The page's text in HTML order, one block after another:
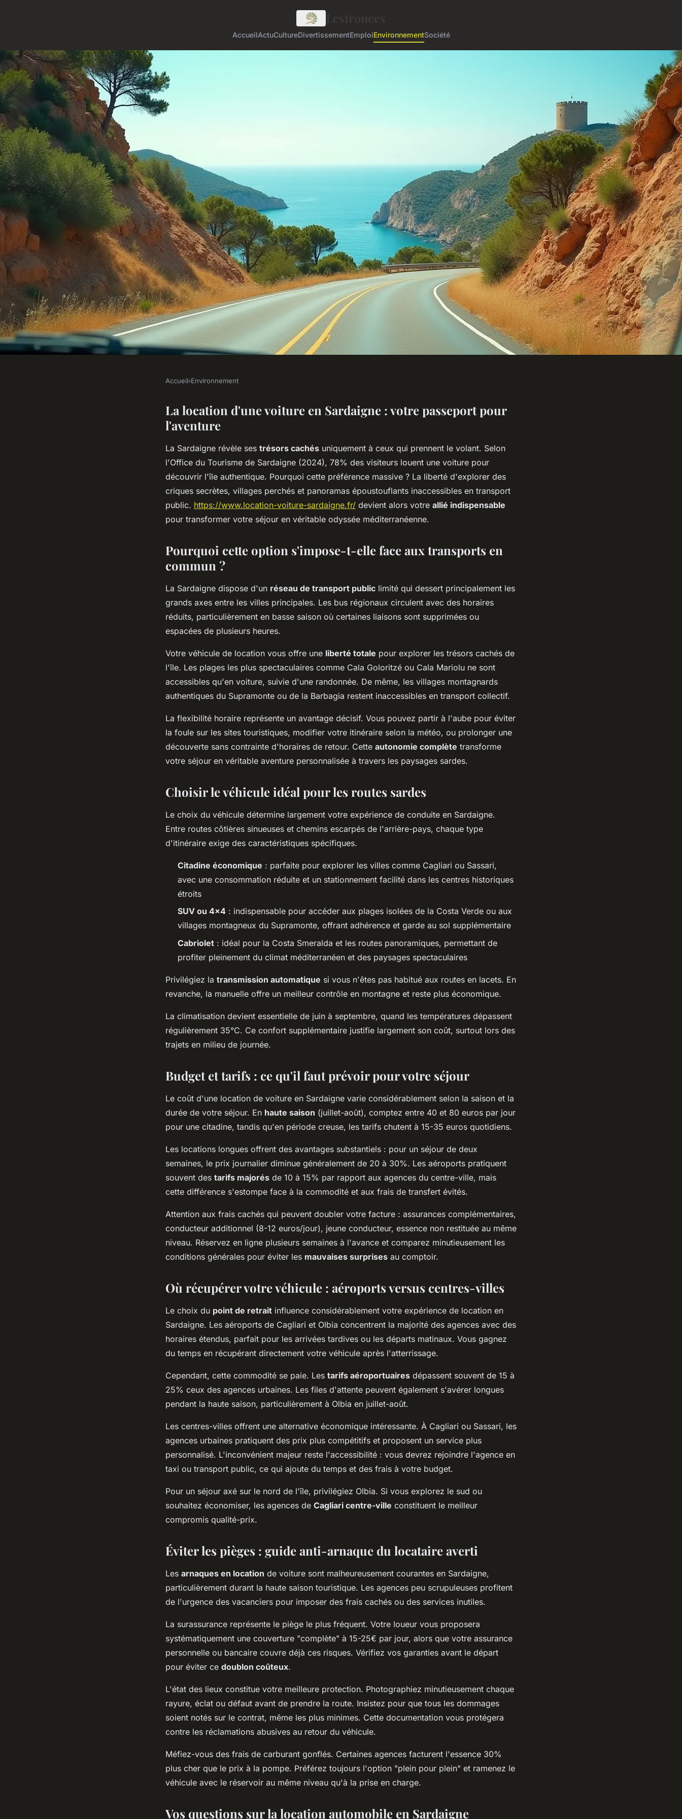
AccueilActuCultureDivertissementEmploiEnvironnementSociété
Location voiture sardaigne : liberté et
exploration facile
Accueil›Environnement
La location d'une voiture en Sardaigne : votre passeport pour
l'aventure
La Sardaigne révèle ses trésors cachés uniquement à ceux qui prennent le volant. Selon
l'Office du Tourisme de Sardaigne (2024), 78% des visiteurs louent une voiture pour
découvrir l'île authentique. Pourquoi cette préférence massive ? La liberté d'explorer des
criques secrètes, villages perchés et panoramas époustouflants inaccessibles en transport
public. https://www.location-voiture-sardaigne.fr/ devient alors votre allié indispensable
pour transformer votre séjour en véritable odyssée méditerranéenne.
Pourquoi cette option s'impose-t-elle face aux transports en
commun ?
La Sardaigne dispose d'un réseau de transport public limité qui dessert principalement les
grands axes entre les villes principales. Les bus régionaux circulent avec des horaires
réduits, particulièrement en basse saison où certaines liaisons sont supprimées ou
espacées de plusieurs heures.
Votre véhicule de location vous offre une liberté totale pour explorer les trésors cachés de
l'île. Les plages les plus spectaculaires comme Cala Goloritzé ou Cala Mariolu ne sont
accessibles qu'en voiture, suivie d'une randonnée. De même, les villages montagnards
authentiques du Supramonte ou de la Barbagia restent inaccessibles en transport collectif.
La flexibilité horaire représente un avantage décisif. Vous pouvez partir à l'aube pour éviter
la foule sur les sites touristiques, modifier votre itinéraire selon la météo, ou prolonger une
découverte sans contrainte d'horaires de retour. Cette autonomie complète transforme
votre séjour en véritable aventure personnalisée à travers les paysages sardes.
Choisir le véhicule idéal pour les routes sardes
Le choix du véhicule détermine largement votre expérience de conduite en Sardaigne.
Entre routes côtières sinueuses et chemins escarpés de l'arrière-pays, chaque type
d'itinéraire exige des caractéristiques spécifiques.
Citadine économique : parfaite pour explorer les villes comme Cagliari ou Sassari,
avec une consommation réduite et un stationnement facilité dans les centres historiques
étroits
SUV ou 4x4 : indispensable pour accéder aux plages isolées de la Costa Verde ou aux
villages montagneux du Supramonte, offrant adhérence et garde au sol supplémentaire
Cabriolet : idéal pour la Costa Smeralda et les routes panoramiques, permettant de
profiter pleinement du climat méditerranéen et des paysages spectaculaires
Privilégiez la transmission automatique si vous n'êtes pas habitué aux routes en lacets. En
revanche, la manuelle offre un meilleur contrôle en montagne et reste plus économique.
La climatisation devient essentielle de juin à septembre, quand les températures dépassent
régulièrement 35°C. Ce confort supplémentaire justifie largement son coût, surtout lors des
trajets en milieu de journée.
Budget et tarifs : ce qu'il faut prévoir pour votre séjour
Le coût d'une location de voiture en Sardaigne varie considérablement selon la saison et la
durée de votre séjour. En haute saison (juillet-août), comptez entre 40 et 80 euros par jour
pour une citadine, tandis qu'en période creuse, les tarifs chutent à 15-35 euros quotidiens.
Les locations longues offrent des avantages substantiels : pour un séjour de deux
semaines, le prix journalier diminue généralement de 20 à 30%. Les aéroports pratiquent
souvent des tarifs majorés de 10 à 15% par rapport aux agences du centre-ville, mais
cette différence s'estompe face à la commodité et aux frais de transfert évités.
Attention aux frais cachés qui peuvent doubler votre facture : assurances complémentaires,
conducteur additionnel (8-12 euros/jour), jeune conducteur, essence non restituée au même
niveau. Réservez en ligne plusieurs semaines à l'avance et comparez minutieusement les
conditions générales pour éviter les mauvaises surprises au comptoir.
Où récupérer votre véhicule : aéroports versus centres-villes
Le choix du point de retrait influence considérablement votre expérience de location en
Sardaigne. Les aéroports de Cagliari et Olbia concentrent la majorité des agences avec des
horaires étendus, parfait pour les arrivées tardives ou les départs matinaux. Vous gagnez
du temps en récupérant directement votre véhicule après l'atterrissage.
Cependant, cette commodité se paie. Les tarifs aéroportuaires dépassent souvent de 15 à
25% ceux des agences urbaines. Les files d'attente peuvent également s'avérer longues
pendant la haute saison, particulièrement à Olbia en juillet-août.
Les centres-villes offrent une alternative économique intéressante. À Cagliari ou Sassari, les
agences urbaines pratiquent des prix plus compétitifs et proposent un service plus
personnalisé. L'inconvénient majeur reste l'accessibilité : vous devrez rejoindre l'agence en
taxi ou transport public, ce qui ajoute du temps et des frais à votre budget.
Pour un séjour axé sur le nord de l'île, privilégiez Olbia. Si vous explorez le sud ou
souhaitez économiser, les agences de Cagliari centre-ville constituent le meilleur
compromis qualité-prix.
Éviter les pièges : guide anti-arnaque du locataire averti
Les arnaques en location de voiture sont malheureusement courantes en Sardaigne,
particulièrement durant la haute saison touristique. Les agences peu scrupuleuses profitent
de l'urgence des vacanciers pour imposer des frais cachés ou des services inutiles.
La surassurance représente le piège le plus fréquent. Votre loueur vous proposera
systématiquement une couverture "complète" à 15-25€ par jour, alors que votre assurance
personnelle ou bancaire couvre déjà ces risques. Vérifiez vos garanties avant le départ
pour éviter ce doublon coûteux.
L'état des lieux constitue votre meilleure protection. Photographiez minutieusement chaque
rayure, éclat ou défaut avant de prendre la route. Insistez pour que tous les dommages
soient notés sur le contrat, même les plus minimes. Cette documentation vous protégera
contre les réclamations abusives au retour du véhicule.
Méfiez-vous des frais de carburant gonflés. Certaines agences facturent l'essence 30%
plus cher que le prix à la pompe. Préférez toujours l'option "plein pour plein" et ramenez le
véhicule avec le réservoir au même niveau qu'à la prise en charge.
Vos questions sur la location automobile en Sardaigne